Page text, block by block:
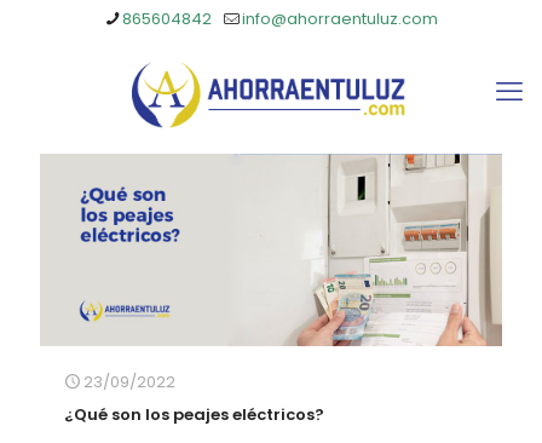
865604842 info@ahorraentuluz.com
23/09/2022
¿Qué son los peajes eléctricos?